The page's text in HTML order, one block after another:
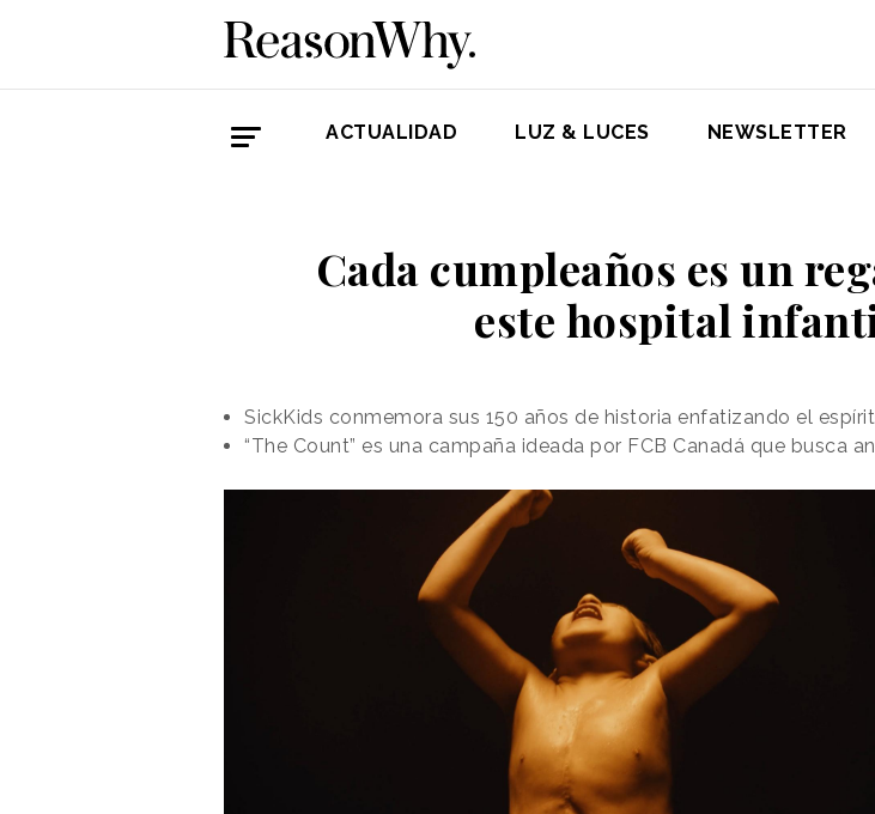
ACTUALIDAD LUZ & LUCES NEWSLETTER
Cada cumpleaños es un
este hospital
SickKids conmemora sus 150 años de historia enfatizando el
“The Count” es una campaña ideada por FCB Canadá que busca